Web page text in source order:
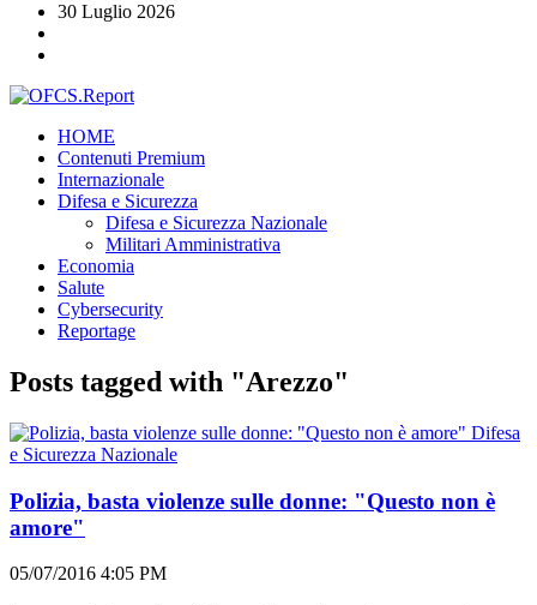
30 Luglio 2026
HOME
Contenuti Premium
Internazionale
Difesa e Sicurezza
Difesa e Sicurezza Nazionale
Militari Amministrativa
Economia
Salute
Cybersecurity
Reportage
Posts tagged with "Arezzo"
Difesa
e Sicurezza Nazionale
Polizia, basta violenze sulle donne: "Questo non è
amore"
05/07/2016 4:05 PM